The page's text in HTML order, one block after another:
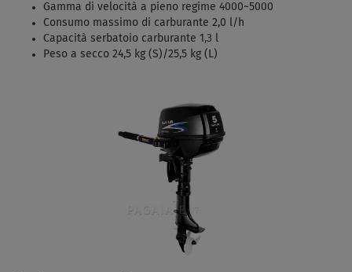
Gamma di velocità a pieno regime 4000~5000
Consumo massimo di carburante 2,0 l/h
Capacità serbatoio carburante 1,3 l
Peso a secco 24,5 kg (S)/25,5 kg (L)